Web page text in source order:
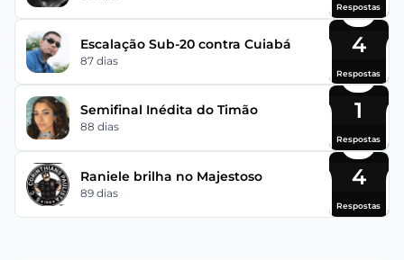
Respostas
Escalação Sub-20 contra Cuiabá
87 dias
4
Respostas
Semifinal Inédita do Timão
88 dias
1
Respostas
Raniele brilha no Majestoso
89 dias
4
Respostas